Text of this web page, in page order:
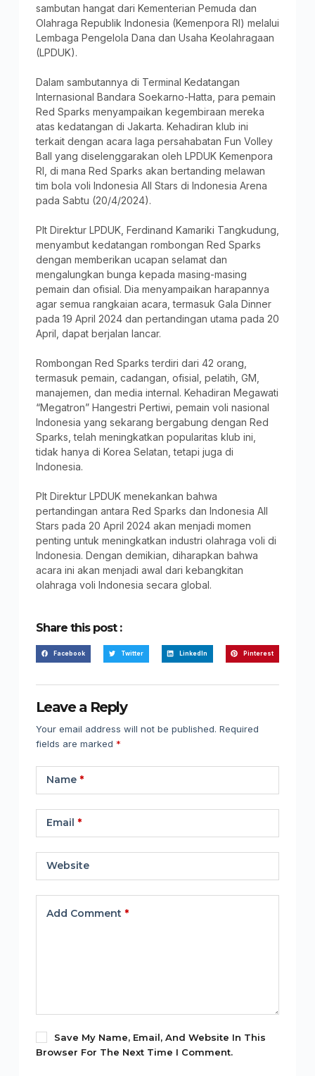
sambutan hangat dari Kementerian Pemuda dan
Olahraga Republik Indonesia (Kemenpora RI) melalui
Lembaga Pengelola Dana dan Usaha Keolahragaan
(LPDUK).
Dalam sambutannya di Terminal Kedatangan
Internasional Bandara Soekarno-Hatta, para pemain
Red Sparks menyampaikan kegembiraan mereka
atas kedatangan di Jakarta. Kehadiran klub ini
terkait dengan acara laga persahabatan Fun Volley
Ball yang diselenggarakan oleh LPDUK Kemenpora
RI, di mana Red Sparks akan bertanding melawan
tim bola voli Indonesia All Stars di Indonesia Arena
pada Sabtu (20/4/2024).
Plt Direktur LPDUK, Ferdinand Kamariki Tangkudung,
menyambut kedatangan rombongan Red Sparks
dengan memberikan ucapan selamat dan
mengalungkan bunga kepada masing-masing
pemain dan ofisial. Dia menyampaikan harapannya
agar semua rangkaian acara, termasuk Gala Dinner
pada 19 April 2024 dan pertandingan utama pada 20
April, dapat berjalan lancar.
Rombongan Red Sparks terdiri dari 42 orang,
termasuk pemain, cadangan, ofisial, pelatih, GM,
manajemen, dan media internal. Kehadiran Megawati
“Megatron” Hangestri Pertiwi, pemain voli nasional
Indonesia yang sekarang bergabung dengan Red
Sparks, telah meningkatkan popularitas klub ini,
tidak hanya di Korea Selatan, tetapi juga di
Indonesia.
Plt Direktur LPDUK menekankan bahwa
pertandingan antara Red Sparks dan Indonesia All
Stars pada 20 April 2024 akan menjadi momen
penting untuk meningkatkan industri olahraga voli di
Indonesia. Dengan demikian, diharapkan bahwa
acara ini akan menjadi awal dari kebangkitan
olahraga voli Indonesia secara global.
Share this post :
Facebook Twitter LinkedIn Pinterest
Leave a Reply
Your email address will not be published. Required
fields are marked *
Name*
Email *
Website
Add Comment *
Save My Name, Email, And Website In This
Browser For The Next Time I Comment.